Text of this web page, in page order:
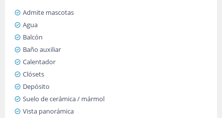
Admite mascotas
Agua
Balcón
Baño auxiliar
Calentador
Clósets
Depósito
Suelo de cerámica / mármol
Vista panorámica